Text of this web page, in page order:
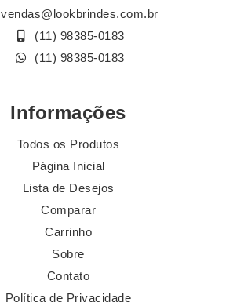
vendas@lookbrindes.com.br
(11) 98385-0183
(11) 98385-0183
Informações
Todos os Produtos
Página Inicial
Lista de Desejos
Comparar
Carrinho
Sobre
Contato
Política de Privacidade